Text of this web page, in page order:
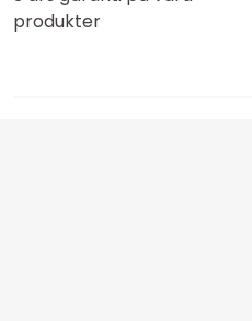
produkter